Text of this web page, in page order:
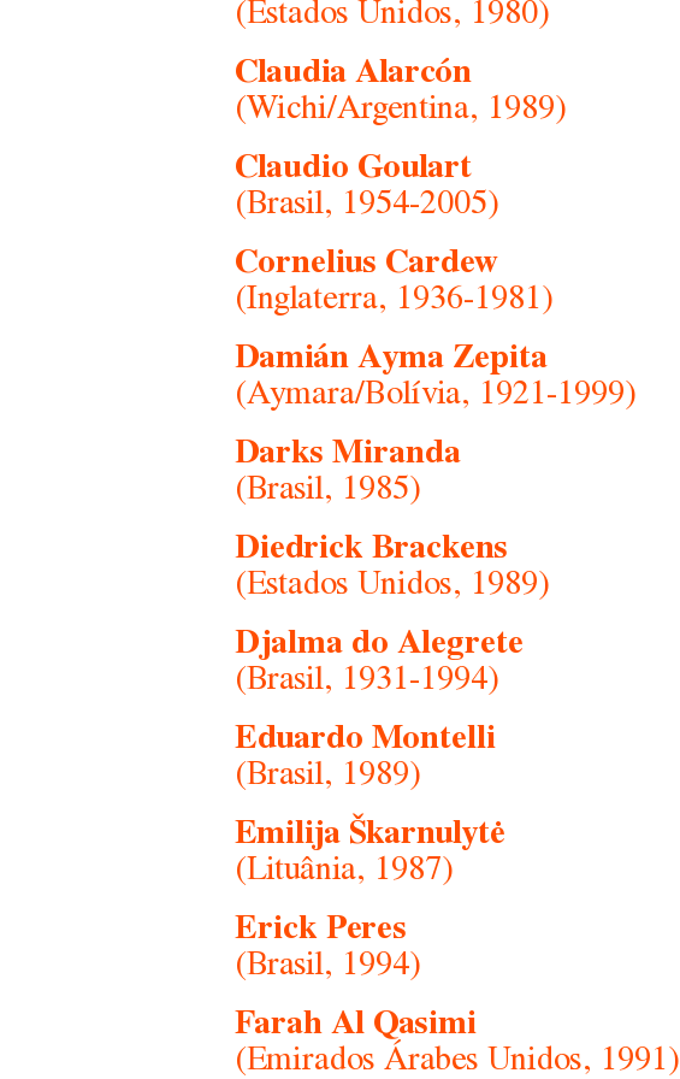
(Estados Unidos, 1980)
Claudia Alarcón
(Wichi/Argentina, 1989)
Claudio Goulart
(Brasil, 1954-2005)
Cornelius Cardew
(Inglaterra, 1936-1981)
Damián Ayma Zepita
(Aymara/Bolívia, 1921-1999)
Darks Miranda
(Brasil, 1985)
Diedrick Brackens
(Estados Unidos, 1989)
Djalma do Alegrete
(Brasil, 1931-1994)
Eduardo Montelli
(Brasil, 1989)
Emilija Škarnulytė
(Lituânia, 1987)
Erick Peres
(Brasil, 1994)
Farah Al Qasimi
(Emirados Árabes Unidos, 1991)